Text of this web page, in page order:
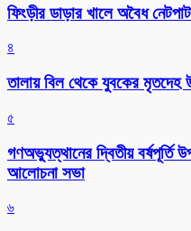
ফিংড়ীর ডাড়ার খালে অবৈধ
৪
তালায় বিল থেকে যুবকের মৃতদেহ
৫
গণঅভ্যুত্থানের দ্বিতীয় বর্ষপূর্তি
আলোচনা সভা
৬